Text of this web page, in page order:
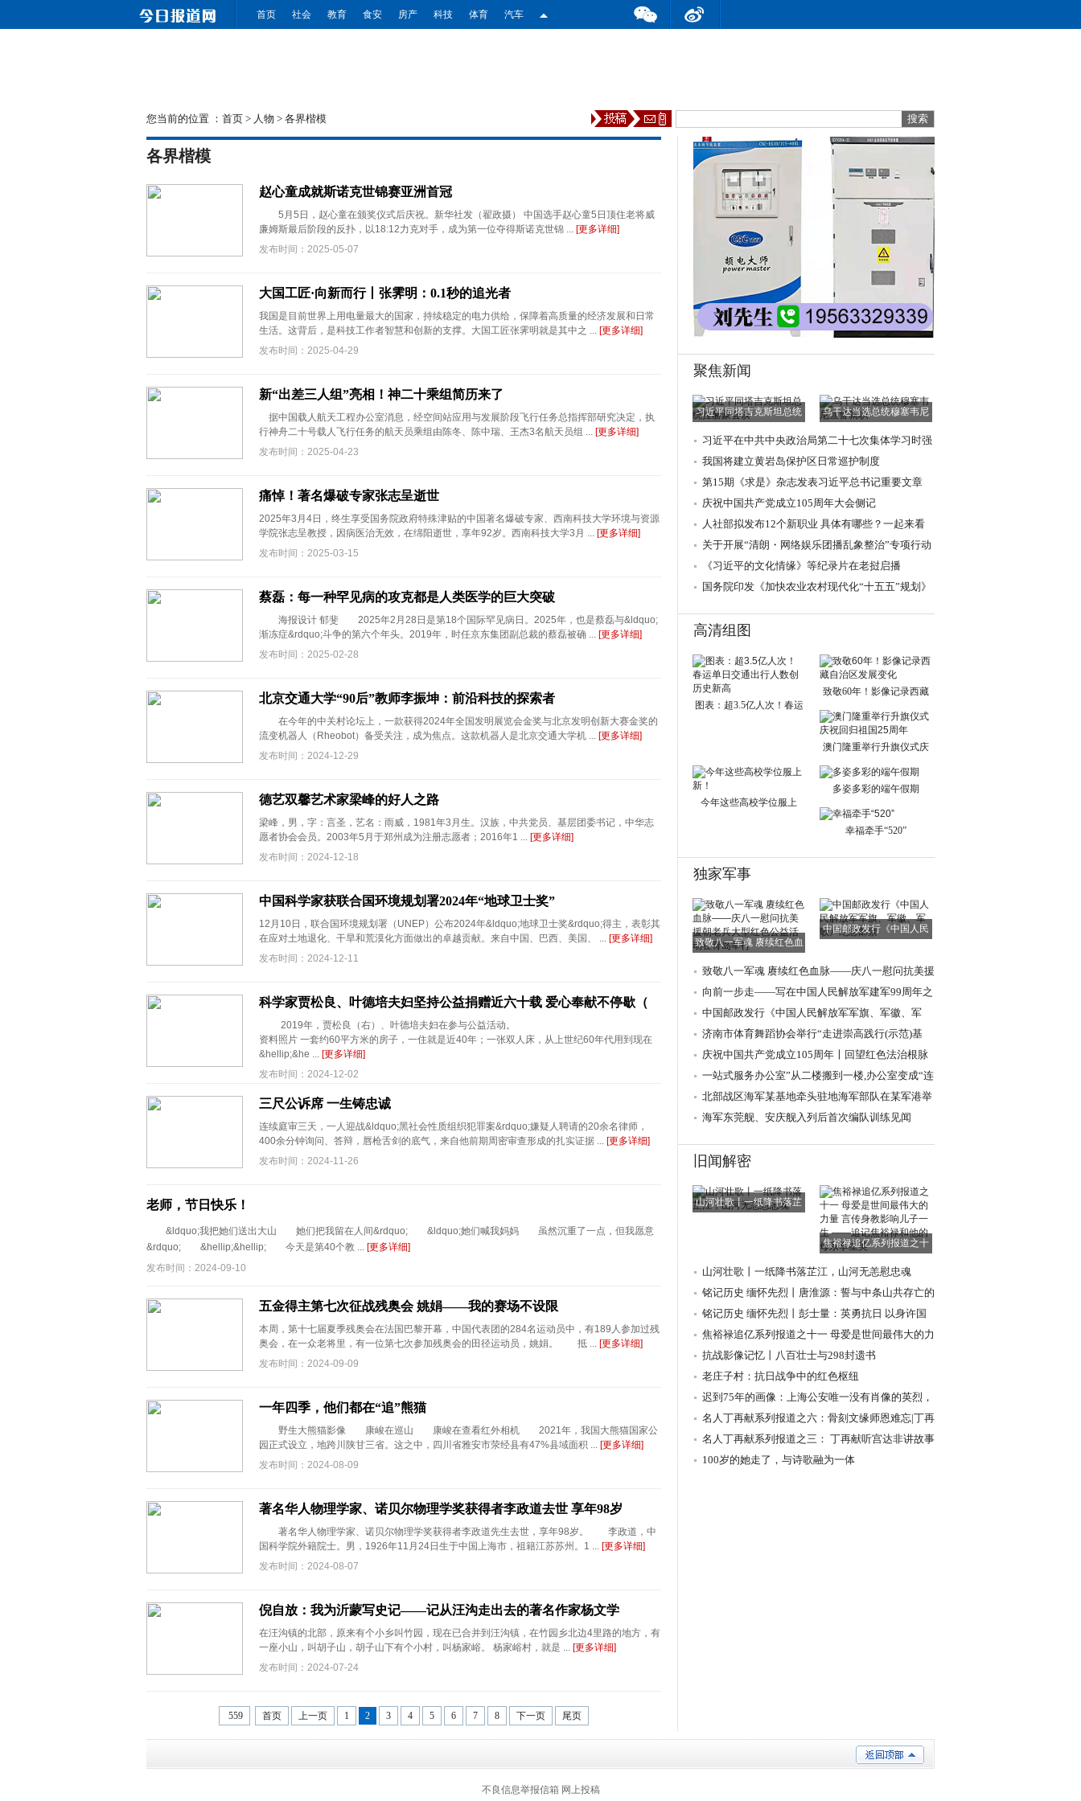
首页 社会 教育 食安 房产 科技 体育 汽车
您当前的位置 ： 首页 > 人物 > 各界楷模
各界楷模
赵心童成就斯诺克世锦赛亚洲首冠
5月5日，赵心童在颁奖仪式后庆祝。新华社发（翟政摄） 中国选手赵心童5日顶住老将威
廉姆斯最后阶段的反扑，以18:12力克对手，成为第一位夺得斯诺克世锦 ... [更多详细]
发布时间：2025-05-07
大国工匠·向新而行丨张霁明：0.1秒的追光者
我国是目前世界上用电量最大的国家，持续稳定的电力供给，保障着高质量的经济发展和日常
生活。这背后，是科技工作者智慧和创新的支撑。大国工匠张霁明就是其中之 ... [更多详细]
发布时间：2025-04-29
新“出差三人组”亮相！神二十乘组简历来了
据中国载人航天工程办公室消息，经空间站应用与发展阶段飞行任务总指挥部研究决定，执
行神舟二十号载人飞行任务的航天员乘组由陈冬、陈中瑞、王杰3名航天员组 ... [更多详细]
发布时间：2025-04-23
痛悼！著名爆破专家张志呈逝世
2025年3月4日，终生享受国务院政府特殊津贴的中国著名爆破专家、西南科技大学环境与资源
学院张志呈教授，因病医治无效，在绵阳逝世，享年92岁。西南科技大学3月 ... [更多详细]
发布时间：2025-03-15
蔡磊：每一种罕见病的攻克都是人类医学的巨大突破
海报设计 郁斐 2025年2月28日是第18个国际罕见病日。2025年，也是蔡磊与&ldquo;
渐冻症&rdquo;斗争的第六个年头。2019年，时任京东集团副总裁的蔡磊被确 ... [更多详细]
发布时间：2025-02-28
北京交通大学“90后”教师李振坤：前沿科技的探索者
在今年的中关村论坛上，一款获得2024年全国发明展览会金奖与北京发明创新大赛金奖的
流变机器人（Rheobot）备受关注，成为焦点。这款机器人是北京交通大学机 ... [更多详细]
发布时间：2024-12-29
德艺双馨艺术家梁峰的好人之路
梁峰，男，字：言圣，艺名：雨威，1981年3月生。汉族，中共党员、基层团委书记，中华志
愿者协会会员。2003年5月于郑州成为注册志愿者；2016年1 ... [更多详细]
发布时间：2024-12-18
中国科学家获联合国环境规划署2024年“地球卫士奖”
12月10日，联合国环境规划署（UNEP）公布2024年&ldquo;地球卫士奖&rdquo;得主，表彰其
在应对土地退化、干旱和荒漠化方面做出的卓越贡献。来自中国、巴西、美国、 ... [更多详细]
发布时间：2024-12-11
科学家贾松良、叶德培夫妇坚持公益捐赠近六十载 爱心奉献不停歇（
2019年，贾松良（右）、叶德培夫妇在参与公益活动。
资料照片 一套约60平方米的房子，一住就是近40年；一张双人床，从上世纪60年代用到现在
&hellip;&he ... [更多详细]
发布时间：2024-12-02
三尺公诉席 一生铸忠诚
连续庭审三天，一人迎战&ldquo;黑社会性质组织犯罪案&rdquo;嫌疑人聘请的20余名律师，
400余分钟询问、答辩，唇枪舌剑的底气，来自他前期周密审查形成的扎实证据 ... [更多详细]
发布时间：2024-11-26
老师，节日快乐！
&ldquo;我把她们送出大山 她们把我留在人间&rdquo; &ldquo;她们喊我妈妈 虽然沉重了一点，但我愿意
&rdquo; &hellip;&hellip; 今天是第40个教 ... [更多详细]
发布时间：2024-09-10
五金得主第七次征战残奥会 姚娟——我的赛场不设限
本周，第十七届夏季残奥会在法国巴黎开幕，中国代表团的284名运动员中，有189人参加过残
奥会，在一众老将里，有一位第七次参加残奥会的田径运动员，姚娟。 抵 ... [更多详细]
发布时间：2024-09-09
一年四季，他们都在“追”熊猫
野生大熊猫影像 康峻在巡山 康峻在查看红外相机 2021年，我国大熊猫国家公
园正式设立，地跨川陕甘三省。这之中，四川省雅安市荥经县有47%县域面积 ... [更多详细]
发布时间：2024-08-09
著名华人物理学家、诺贝尔物理学奖获得者李政道去世 享年98岁
著名华人物理学家、诺贝尔物理学奖获得者李政道先生去世，享年98岁。 李政道，中
国科学院外籍院士。男，1926年11月24日生于中国上海市，祖籍江苏苏州。1 ... [更多详细]
发布时间：2024-08-07
倪自放：我为沂蒙写史记——记从汪沟走出去的著名作家杨文学
在汪沟镇的北部，原来有个小乡叫竹园，现在已合并到汪沟镇，在竹园乡北边4里路的地方，有
一座小山，叫胡子山，胡子山下有个小村，叫杨家峪。 杨家峪村，就是 ... [更多详细]
发布时间：2024-07-24
559 首页 上一页 1 2 3 4 5 6 7 8 下一页 尾页
聚焦新闻
习近平同塔吉克斯坦总统
乌干达当选总统穆塞韦尼
习近平在中共中央政治局第二十七次集体学习时强
调 强化政治引领
我国将建立黄岩岛保护区日常巡护制度
第15期《求是》杂志发表习近平总书记重要文章
庆祝中国共产党成立105周年大会侧记
人社部拟发布12个新职业 具体有哪些？一起来看
→
关于开展“清朗・网络娱乐团播乱象整治”专项行动
的通知
《习近平的文化情缘》等纪录片在老挝启播
国务院印发《加快农业农村现代化“十五五”规划》
高清组图
图表：超3.5亿人次！春运
致敬60年！影像记录西藏
自治区发展变化
澳门隆重举行升旗仪式庆
祝回归祖国25周
今年这些高校学位服上
多姿多彩的端午假期
幸福牵手“520”
独家军事
致敬八一军魂 赓续红色血
中国邮政发行《中国人民
致敬八一军魂 赓续红色血脉——庆八一慰问抗美援
朝老兵大型红色
向前一步走——写在中国人民解放军建军99周年之
际
中国邮政发行《中国人民解放军军旗、军徽、军
歌》纪念邮票
济南市体育舞蹈协会举行“走进崇高践行(示范)基
地”挂牌仪式
庆祝中国共产党成立105周年〡回望红色法治根脉
讲述强军法治使
一站式服务办公室”从二楼搬到一楼,办公室变成“连
心桥”
北部战区海军某基地牵头驻地海军部队在某军港举
行开放活动
海军东莞舰、安庆舰入列后首次编队训练见闻
旧闻解密
山河壮歌丨一纸降书落芷
焦裕禄追亿系列报道之十
山河壮歌丨一纸降书落芷江，山河无恙慰忠魂
铭记历史 缅怀先烈丨唐淮源：誓与中条山共存亡的
抗日英烈
铭记历史 缅怀先烈丨彭士量：英勇抗日 以身许国
焦裕禄追亿系列报道之十一 母爱是世间最伟大的力
量 言传身教
抗战影像记忆丨八百壮士与298封遗书
老庄子村：抗日战争中的红色枢纽
迟到75年的画像：上海公安唯一没有肖像的英烈，
重现年轻模样
名人丁再献系列报道之六：骨刻文缘师恩难忘|丁再
献忆路遥教授
名人丁再献系列报道之三： 丁再献听宫达非讲故事
游栈桥
100岁的她走了，与诗歌融为一体
不良信息举报信箱 网上投稿